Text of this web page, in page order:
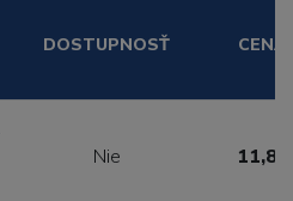
DOSTUPNOSŤ CENA
Nie